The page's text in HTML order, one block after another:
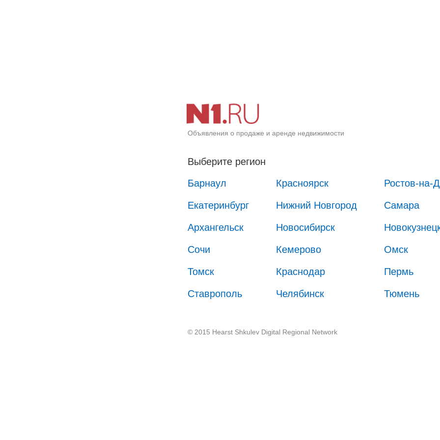
Объявления о продаже и аренде недвижимости
Выберите регион
Барнаул
Красноярск Ростов-на-
Екатеринбург Нижний Новгород Самара
Архангельск Новосибирск
Сочи Кемерово Омск
Томск Краснодар Пермь
Ставрополь Челябинск Тюмень
© 2015 Hearst Shkulev Digital Regional Network